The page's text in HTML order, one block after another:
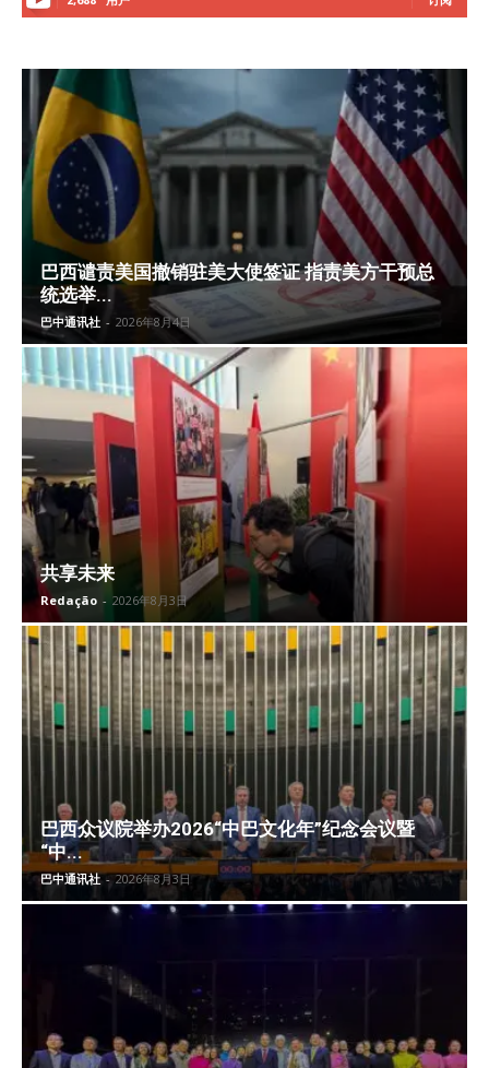
巴西谴责美国撤销驻美大使签证 指责美方干预总
统选举...
巴中通讯社 - 2026年8月4日
共享未来
Redação - 2026年8月3日
巴西众议院举办2026“中巴文化年”纪念会议暨
“中...
巴中通讯社 - 2026年8月3日